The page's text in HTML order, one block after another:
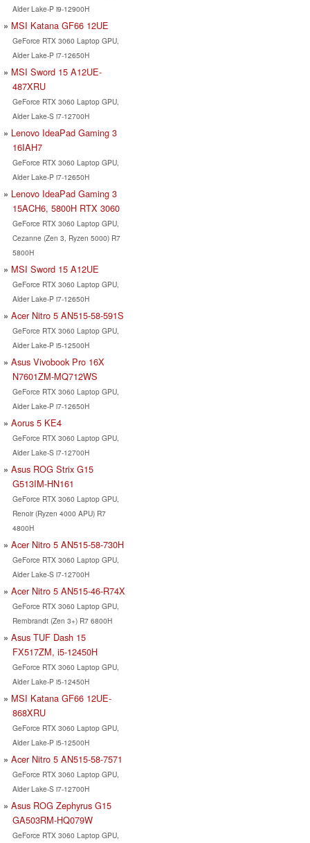
Alder Lake-P i9-12900H
MSI Katana GF66 12UE
GeForce RTX 3060 Laptop GPU,
Alder Lake-P i7-12650H
MSI Sword 15 A12UE-
487XRU
GeForce RTX 3060 Laptop GPU,
Alder Lake-S i7-12700H
Lenovo IdeaPad Gaming 3
16IAH7
GeForce RTX 3060 Laptop GPU,
Alder Lake-P i7-12650H
Lenovo IdeaPad Gaming 3
15ACH6, 5800H RTX 3060
GeForce RTX 3060 Laptop GPU,
Cezanne (Zen 3, Ryzen 5000) R7
5800H
MSI Sword 15 A12UE
GeForce RTX 3060 Laptop GPU,
Alder Lake-P i7-12650H
Acer Nitro 5 AN515-58-591S
GeForce RTX 3060 Laptop GPU,
Alder Lake-P i5-12500H
Asus Vivobook Pro 16X
N7601ZM-MQ712WS
GeForce RTX 3060 Laptop GPU,
Alder Lake-P i7-12650H
Aorus 5 KE4
GeForce RTX 3060 Laptop GPU,
Alder Lake-S i7-12700H
Asus ROG Strix G15
G513IM-HN161
GeForce RTX 3060 Laptop GPU,
Renoir (Ryzen 4000 APU) R7
4800H
Acer Nitro 5 AN515-58-730H
GeForce RTX 3060 Laptop GPU,
Alder Lake-S i7-12700H
Acer Nitro 5 AN515-46-R74X
GeForce RTX 3060 Laptop GPU,
Rembrandt (Zen 3+) R7 6800H
Asus TUF Dash 15
FX517ZM, i5-12450H
GeForce RTX 3060 Laptop GPU,
Alder Lake-P i5-12450H
MSI Katana GF66 12UE-
868XRU
GeForce RTX 3060 Laptop GPU,
Alder Lake-P i5-12500H
Acer Nitro 5 AN515-58-7571
GeForce RTX 3060 Laptop GPU,
Alder Lake-S i7-12700H
Asus ROG Zephyrus G15
GA503RM-HQ079W
GeForce RTX 3060 Laptop GPU,